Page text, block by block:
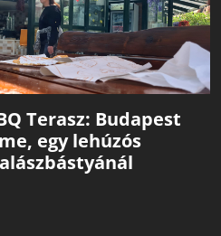
Terasz: Budapest
egy lehúzós